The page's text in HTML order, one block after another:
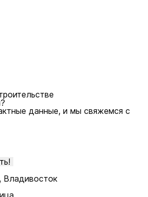
данные, и мы свяжемся с